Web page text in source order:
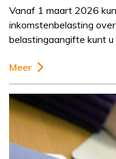
Vanaf 1 maart 2026
inkomstenbelasting
belastingaangifte kunt
Meer